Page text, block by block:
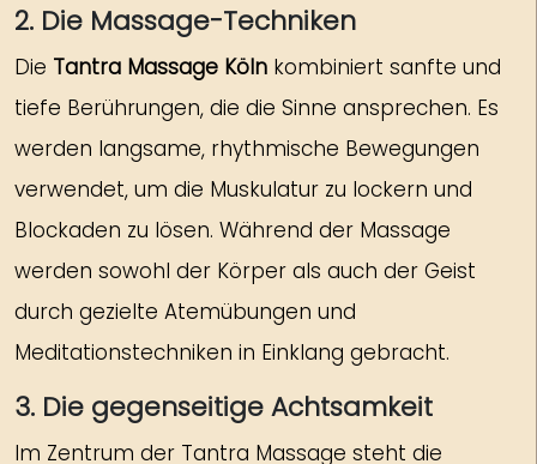
2. Die Massage-Techniken
Die Tantra Massage Köln kombiniert sanfte und
tiefe Berührungen, die die Sinne ansprechen. Es
werden langsame, rhythmische Bewegungen
verwendet, um die Muskulatur zu lockern und
Blockaden zu lösen. Während der Massage
werden sowohl der Körper als auch der Geist
durch gezielte Atemübungen und
Meditationstechniken in Einklang gebracht.
3. Die gegenseitige Achtsamkeit
Im Zentrum der Tantra Massage steht die